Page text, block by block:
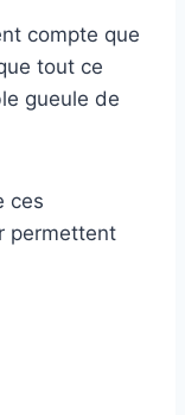
compte que
tout ce
gueule de
ces
permettent